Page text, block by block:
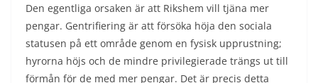
Den egentliga orsaken är att Rikshem vill tjäna mer
pengar. Gentrifiering är att försöka höja den sociala
statusen på ett område genom en fysisk upprustning;
hyrorna höjs och de mindre privilegierade trängs ut till
förmån för de med mer pengar. Det är precis detta